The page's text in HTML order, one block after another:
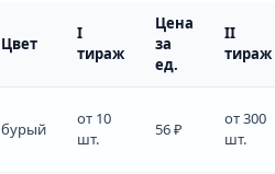
Цвет
I
тираж
Цена
за
ед.
II
тираж
бурый
от 10
шт.
56 ₽
от 300
шт.